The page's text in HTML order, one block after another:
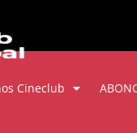
Cineclub